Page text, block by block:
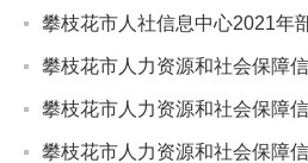
攀枝花市人社信息中心2021年
攀枝花市人力资源和社会保障
攀枝花市人力资源和社会保障
攀枝花市人力资源和社会保障